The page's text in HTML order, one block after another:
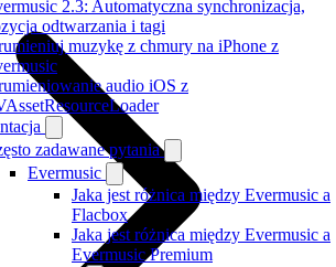
2.3: Automatyczna synchronizacja,
odtwarzania i tagi
muzykę z chmury na iPhone z
audio iOS z
zadawane pytania
Evermusic
Jaka jest różnica między Evermusic a
Flacbox
Jaka jest różnica między Evermusic a
Evermusic Premium